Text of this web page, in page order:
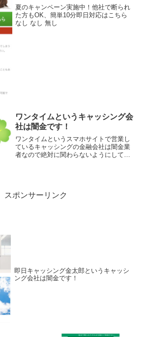
夏のキャンペーン実施中！他社で断られ
た方もOK、簡単10分即日対応はこちら
なし なし 無し
ワンタイムというキャッシング会
社は闇金です！
ワンタイムというスマホサイトで営業し
ているキャッシングの金融会社は闇金業
者なので絶対に関わらないようにしてく
スポンサーリンク
即日キャッシング金太郎というキャッシ
ング会社は闇金です！